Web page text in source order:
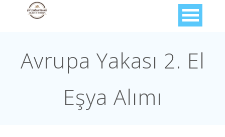
Avrupa Yakası 2. El
Eşya Alımı